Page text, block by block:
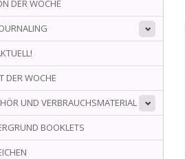
DER WOCHE
DER WOCHE
UND VERBRAUCHSMATERIAL
BOOKLETS